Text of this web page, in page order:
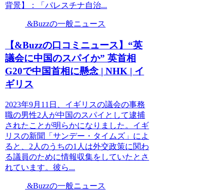
背景】：「パレスチナ自治...
&Buzzの一般ニュース
【&Buzzの口コミニュース】“英
議会に中国のスパイか” 英首相
G20で中国首相に懸念 | NHK | イ
ギリス
2023年9月11日、イギリスの議会の事務
職の男性2人が中国のスパイとして逮捕
されたことが明らかになりました。イギ
リスの新聞「サンデー・タイムズ」によ
ると、2人のうちの1人は外交政策に関わ
る議員のために情報収集をしていたとさ
れています。彼ら...
&Buzzの一般ニュース